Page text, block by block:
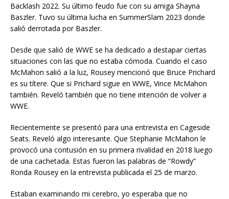
Backlash 2022. Su último feudo fue con su amiga Shayna
Baszler. Tuvo su última lucha en SummerSlam 2023 donde
salió derrotada por Baszler.
Desde que salió de WWE se ha dedicado a destapar ciertas
situaciones con las que no estaba cómoda. Cuando el caso
McMahon salió a la luz, Rousey mencionó que Bruce Prichard
es su títere. Que si Prichard sigue en WWE, Vince McMahon
también. Reveló también que no tiene intención de volver a
WWE.
Recientemente se presentó para una entrevista en Cageside
Seats. Reveló algo interesante. Que Stephanie McMahon le
provocó una contusión en su primera rivalidad en 2018 luego
de una cachetada. Estas fueron las palabras de “Rowdy”
Ronda Rousey en la entrevista publicada el 25 de marzo.
Estaban examinando mi cerebro, yo esperaba que no